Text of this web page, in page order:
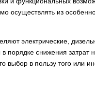
осуществлять из
электрические,
порядке снижения затрат
выбор в пользу того или